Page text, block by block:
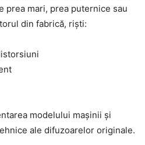
prea mari, prea puternice sau
din fabrică, riști:
modelului mașinii și
ale difuzoarelor originale.